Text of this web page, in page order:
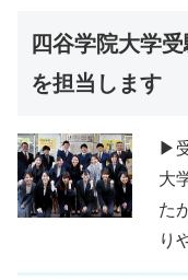
四谷学院大学
を担当します
▶
大
た
り